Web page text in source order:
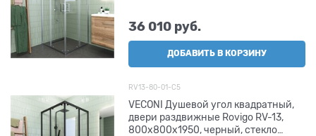
36 010 руб.
ДОБАВИТЬ В КОРЗИНУ
RV13-80-01-C5
VECONI Душевой угол квадратный,
двери раздвижные Rovigo RV-13,
800x800x1950, черный, стекло